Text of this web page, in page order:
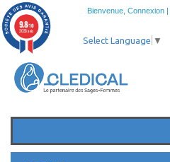
Bienvenue, Connexion |
Select Language ▼
9.8/10
2033 avis